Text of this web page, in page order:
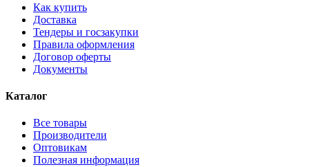
Как купить
Доставка
Тендеры и госзакупки
Правила оформления
Договор оферты
Документы
Каталог
Все товары
Производители
Оптовикам
Полезная информация